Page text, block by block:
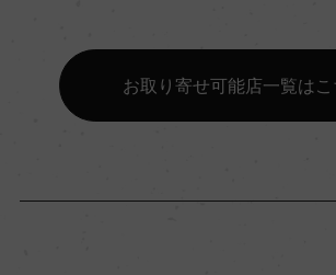
お取り寄せ可能店一覧はこ